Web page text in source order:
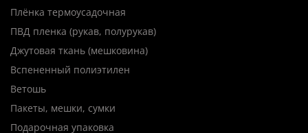
Плёнка термоусадочная
ПВД пленка (рукав, полурукав)
Джутовая ткань (мешковина)
Вспененный полиэтилен
Ветошь
Пакеты, мешки, сумки
Подарочная упаковка